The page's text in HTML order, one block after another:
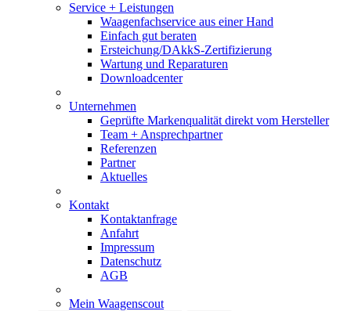
Service + Leistungen
Waagenfachservice aus einer Hand
Einfach gut beraten
Ersteichung/DAkkS-Zertifizierung
Wartung und Reparaturen
Downloadcenter
Unternehmen
Geprüfte Markenqualität direkt vom Hersteller
Team + Ansprechpartner
Referenzen
Partner
Aktuelles
Kontakt
Kontaktanfrage
Anfahrt
Impressum
Datenschutz
AGB
Mein Waagenscout